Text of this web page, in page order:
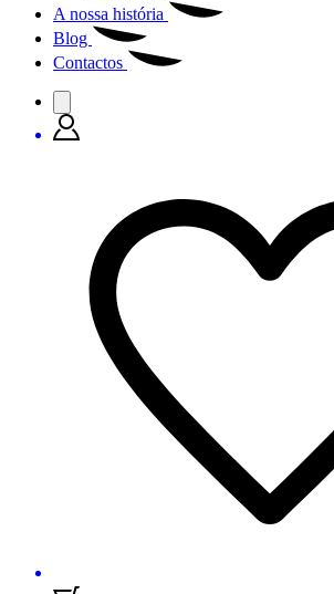
A nossa história
Blog
Contactos